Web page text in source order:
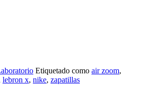
Etiquetado como air zoom,
lebron x, nike, zapatillas